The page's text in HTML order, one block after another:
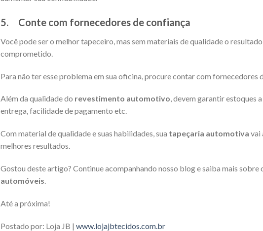
5. Conte com fornecedores de confiança
Você pode ser o melhor tapeceiro, mas sem materiais de qualidade o
comprometido.
Para não ter esse problema em sua oficina, procure contar com fornecedores
Além da qualidade do revestimento automotivo, devem garantir estoques
entrega, facilidade de pagamento etc.
Com material de qualidade e suas habilidades, sua tapeçaria automotiva vai
melhores resultados.
Gostou deste artigo? Continue acompanhando nosso blog e saiba mais sobre
automóveis.
Até a próxima!
Postado por: Loja JB | www.lojajbtecidos.com.br